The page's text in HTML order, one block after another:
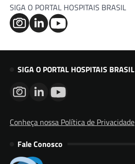
SIGA O PORTAL HOSPITAIS BRASIL
SIGA O PORTAL HOSPITAIS BRASIL
Conheça nossa Política de Privacidade
Fale Conosco